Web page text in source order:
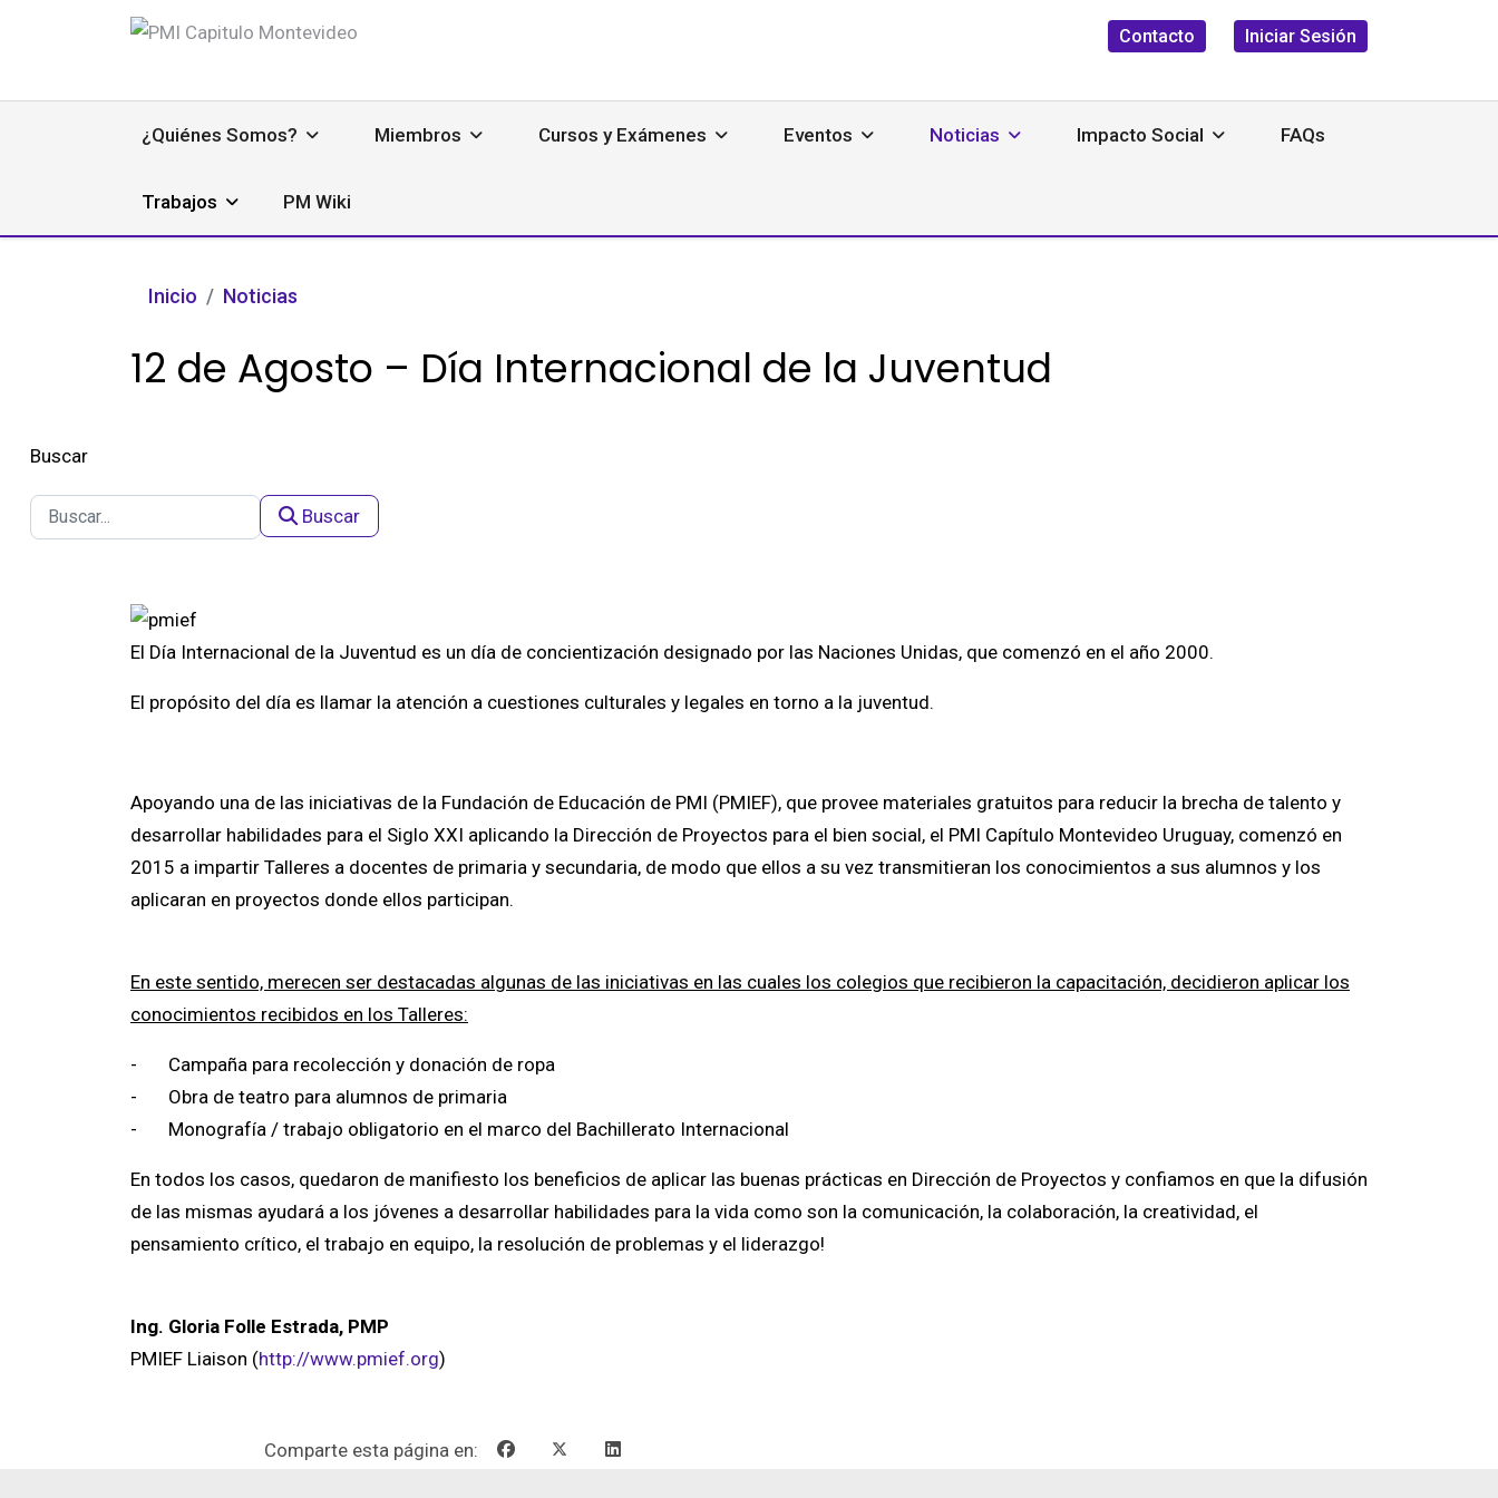
Contacto Iniciar Sesión
¿Quiénes Somos? Miembros Cursos y Exámenes Eventos Noticias Impacto Social FAQs
Trabajos PM Wiki
Inicio Noticias
12 de Agosto – Día Internacional de la Juventud
Buscar
Buscar
El Día Internacional de la Juventud es un día de concientización designado por las Naciones Unidas, que comenzó en el año 2000.
El propósito del día es llamar la atención a cuestiones culturales y legales en torno a la juventud.
Apoyando una de las iniciativas de la Fundación de Educación de PMI (PMIEF), que provee materiales gratuitos para reducir la brecha de talento y
desarrollar habilidades para el Siglo XXI aplicando la Dirección de Proyectos para el bien social, el PMI Capítulo Montevideo Uruguay, comenzó en
2015 a impartir Talleres a docentes de primaria y secundaria, de modo que ellos a su vez transmitieran los conocimientos a sus alumnos y los
aplicaran en proyectos donde ellos participan.
En este sentido, merecen ser destacadas algunas de las iniciativas en las cuales los colegios que recibieron la capacitación, decidieron aplicar los
conocimientos recibidos en los Talleres:
- Campaña para recolección y donación de ropa
- Obra de teatro para alumnos de primaria
- Monografía / trabajo obligatorio en el marco del Bachillerato Internacional
En todos los casos, quedaron de manifiesto los beneficios de aplicar las buenas prácticas en Dirección de Proyectos y confiamos en que la difusión
de las mismas ayudará a los jóvenes a desarrollar habilidades para la vida como son la comunicación, la colaboración, la creatividad, el
pensamiento crítico, el trabajo en equipo, la resolución de problemas y el liderazgo!
Ing. Gloria Folle Estrada, PMP
PMIEF Liaison (http://www.pmief.org)
Comparte esta página en: